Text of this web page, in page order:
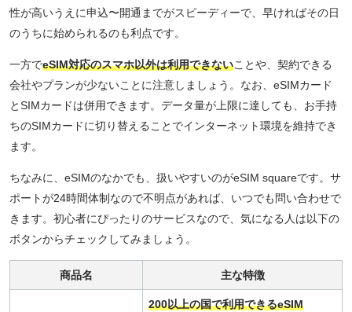
性が高いうえに申込〜開通までがスピーディーで、早ければその日
のうちに始められるのも利点です。
一方でeSIM対応のスマホ以外は利用できないことや、契約できる
会社やプランが少ないことに注意しましょう。なお、eSIMカード
とSIMカードは併用できます。データ量が上限に達しても、お手持
ちのSIMカードに切り替えることでインターネット環境を維持でき
ます。
ちなみに、eSIMのなかでも、扱いやすいのがeSIM squareです。サ
ポートが24時間体制なので不明点があれば、いつでも問い合わせで
きます。初心者にぴったりのサービスなので、気になる人は以下の
ボタンからチェックしてみましょう。
商品名 主な特徴
200以上の国で利用できるeSIM